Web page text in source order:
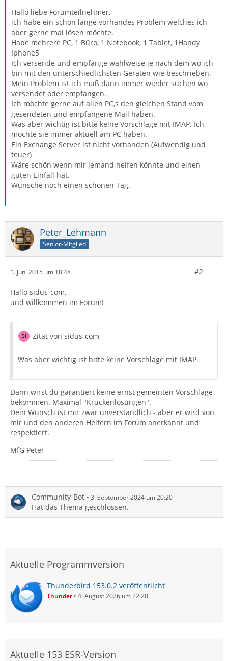
Hallo liebe Forumteilnehmer,
ich habe ein schon lange vorhandes Problem welches ich
aber gerne mal lösen möchte.
Habe mehrere PC, 1 Büro, 1 Notebook, 1 Tablet, 1Handy
Iphone5
Ich versende und empfange wahlweise je nach dem wo ich
bin mit den unterschiedlichsten Geräten wie beschrieben.
Mein Problem ist ich muß dann immer wieder suchen wo
versendet oder empfangen.
Ich möchte gerne auf allen PC,s den gleichen Stand vom
gesendeten und empfangene Mail haben.
Was aber wichtig ist bitte keine Vorschläge mit IMAP. Ich
möchte sie immer aktuell am PC haben.
Ein Exchange Server ist nicht vorhanden.(Aufwendig und
teuer)
Wäre schön wenn mir jemand helfen könnte und einen
guten Einfall hat.
Wünsche noch einen schönen Tag.
Peter_Lehmann
Senior-Mitglied
1. Juni 2015 um 18:48 #2
Hallo sidus-com,
und willkommen im Forum!
Zitat von sidus-com
Was aber wichtig ist bitte keine Vorschläge mit IMAP.
Dann wirst du garantiert keine ernst gemeinten Vorschläge
bekommen. Maximal "Krückenlösungen".
Dein Wunsch ist mir zwar unverständlich - aber er wird von
mir und den anderen Helfern im Forum anerkannt und
respektiert.
MfG Peter
Community-Bot 3. September 2024 um 20:20
Hat das Thema geschlossen.
Aktuelle Programmversion
Thunderbird 153.0.2 veröffentlicht
Thunder 4. August 2026 um 22:28
Aktuelle 153 ESR-Version